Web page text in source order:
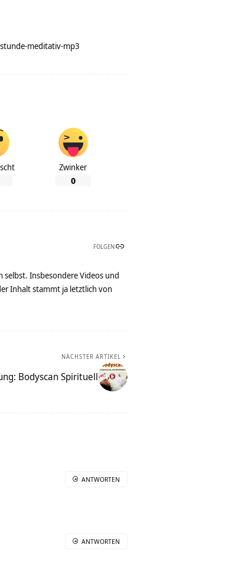
meditativ-mp3
Zwinker
0
FOLGEN
Insbesondere Videos und
Inhalt stammt ja letztlich von
NÄCHSTER ARTIKEL
Bodyscan Spirituell
ANTWORTEN
ANTWORTEN